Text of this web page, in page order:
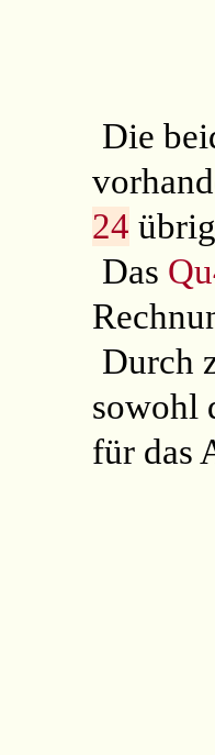
Die
24
Das
Durch
sowohl
für das